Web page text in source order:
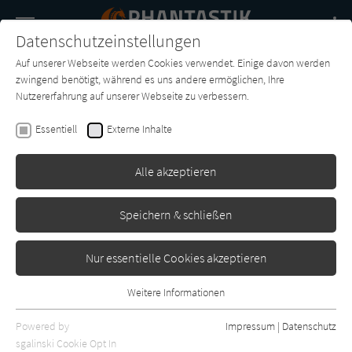
SUCHE
Buch-
Entdecker
Forum Charts
Judith Vogt
Herr der Legionen
Erschienen: Januar 2012 0
Datenschutzeinstellungen
Auf unserer Webseite werden Cookies verwendet. Einige davon werden
zwingend benötigt, während es uns andere ermöglichen, Ihre
Nutzererfahrung auf unserer Webseite zu verbessern.
Essentiell Externe Inhalte
Alle akzeptieren
Speichern & schließen
Nur essentielle Cookies akzeptieren
Essentielle Cookies werden für grundlegende Funktionen der
Webseite benötigt. Dadurch ist gewährleistet, dass die Webseite
Weitere Informationen
Powered by
sgalinski Cookie Opt In
Impressum | Datenschutz